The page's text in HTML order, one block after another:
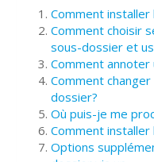
Comment installer
Comment choisir
sous-dossier et
Comment annoter
Comment
dossier?
Où puis-je me
Comment
Options